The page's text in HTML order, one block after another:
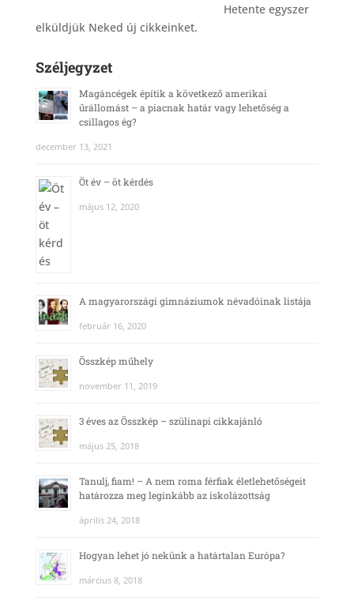
Hetente egyszer
elküldjük Neked új cikkeinket.
Széljegyzet
Magáncégek építik a következő amerikai
űrállomást – a piacnak határ vagy lehetőség a
csillagos ég?
december 13, 2021
Öt év – öt kérdés
május 12, 2020
A magyarországi gimnáziumok névadóinak listája
február 16, 2020
Összkép műhely
november 11, 2019
3 éves az Összkép – szülinapi cikkajánló
május 25, 2018
Tanulj, fiam! – A nem roma férfiak életlehetőségeit
határozza meg leginkább az iskolázottság
április 24, 2018
Hogyan lehet jó nekünk a határtalan Európa?
március 8, 2018